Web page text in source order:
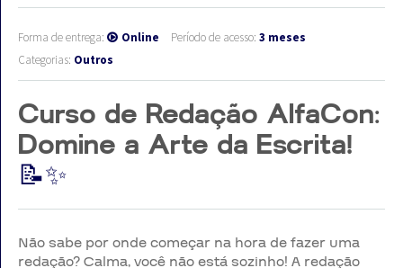
Forma de entrega: Online Período de acesso: 3 meses
Categorias: Outros
Curso de Redação AlfaCon:
Domine a Arte da Escrita!
📝✨
Não sabe por onde começar na hora de fazer uma
redação? Calma, você não está sozinho! A redação